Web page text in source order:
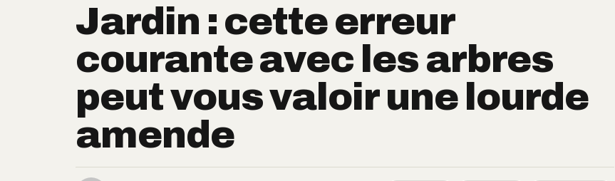
Jardin : cette erreur
courante avec les arbres
peut vous valoir une lourde
amende